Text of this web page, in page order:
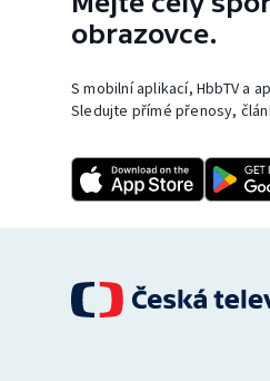
obrazovce.
S mobilní aplikací, HbbTV a
Sledujte přímé přenosy,